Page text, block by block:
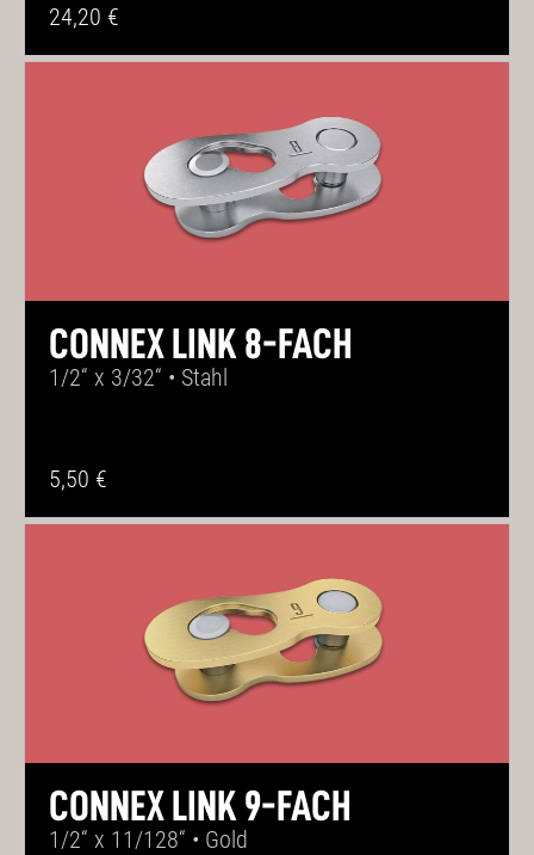
24,20 €
CONNEX LINK 8-FACH
1/2“ x 3/32“ • Stahl
5,50 €
CONNEX LINK 9-FACH
1/2“ x 11/128“ • Gold